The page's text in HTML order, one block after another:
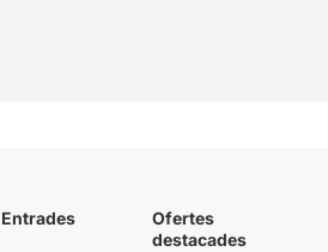
Entrades
Ofertes
destacades